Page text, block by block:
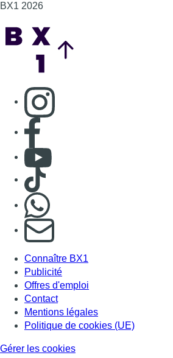
BX1 2026
Consulter page Instagram
Consulter page Facebook
Consulter Youtube
Consulter TikTok
S'abonner à notre newsletter
Connaître BX1
Publicité
Offres d'emploi
Contact
Mentions légales
Politique de cookies (UE)
Gérer les cookies